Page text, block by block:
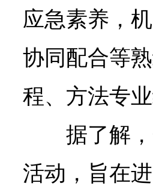
应急素养，
协同配合等
程、方法专业
据了解
活动，旨在